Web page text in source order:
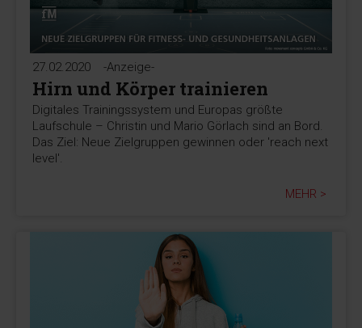
27.02.2020 -Anzeige-
Hirn und Körper trainieren
Digitales Trainingssystem und Europas größte
Laufschule – Christin und Mario Görlach sind an Bord.
Das Ziel: Neue Zielgruppen gewinnen oder 'reach next
level'.
MEHR >